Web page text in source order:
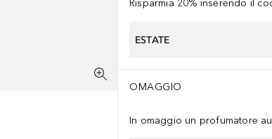
Risparmia 20% inserendo il
ESTATE
OMAGGIO
In omaggio un profumatore